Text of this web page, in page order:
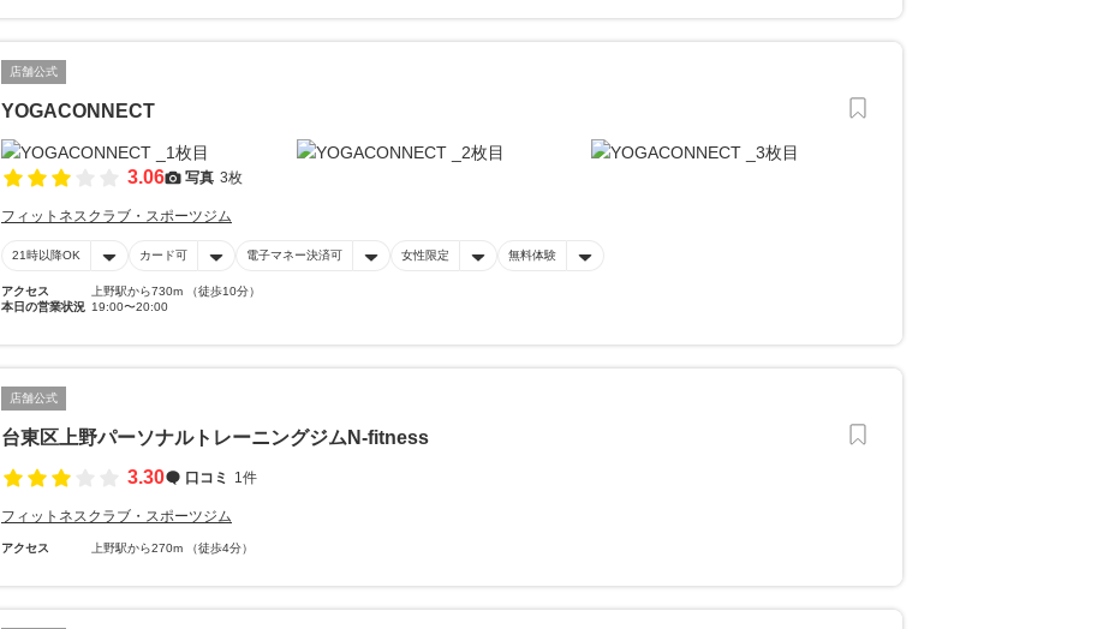
店舗公式
YOGACONNECT
3.06 写真 3枚
フィットネスクラブ・スポーツジム
21時以降OK カード可 電子マネー決済可 女性限定 無料体験
アクセス
上野駅から730m （徒歩10分）
本日の営業状況 19:00〜20:00
店舗公式
台東区上野パーソナルトレーニングジムN-fitness
3.30
口コミ 1件
フィットネスクラブ・スポーツジム
アクセス 上野駅から270m （徒歩4分）